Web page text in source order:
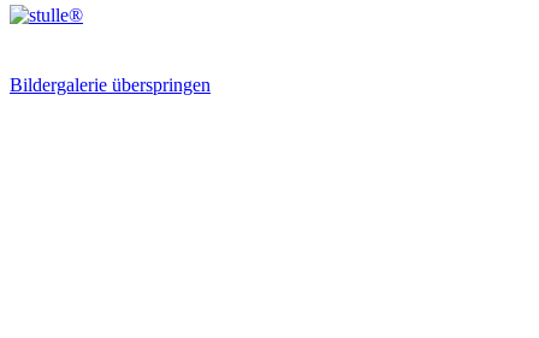
Bildergalerie überspringen